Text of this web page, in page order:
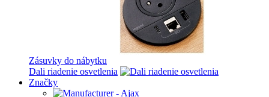
Zásuvky do nábytku
Dali riadenie osvetlenia
Značky